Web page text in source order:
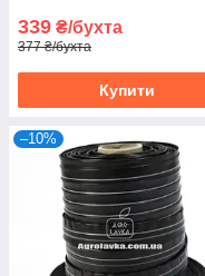
339 ₴/бухта
377 ₴/бухта
Купити
–10%